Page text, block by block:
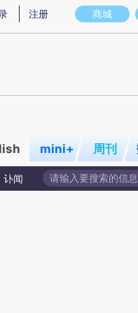
意图存在偏差。不代表财新观点
商城
注册
mini+ 周刊
讣闻